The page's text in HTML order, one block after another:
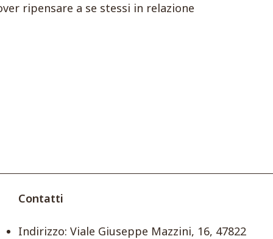
ripensare a se stessi in relazione
Contatti
Indirizzo: Viale Giuseppe Mazzini, 16, 47822